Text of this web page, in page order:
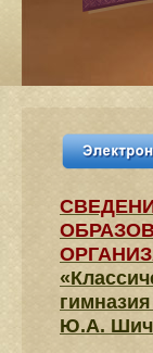
Ю.А.